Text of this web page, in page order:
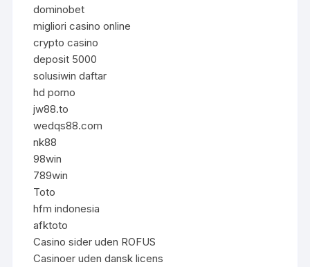
dominobet
migliori casino online
crypto casino
deposit 5000
solusiwin daftar
hd porno
jw88.to
wedqs88.com
nk88
98win
789win
Toto
hfm indonesia
afktoto
Casino sider uden ROFUS
Casinoer uden dansk licens